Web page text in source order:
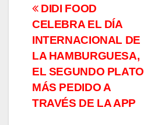
Navegación
de
entradas
DIDI FOOD
CELEBRA EL DÍA
INTERNACIONAL DE
LA HAMBURGUESA,
EL SEGUNDO PLATO
MÁS PEDIDO A
TRAVÉS DE LA APP